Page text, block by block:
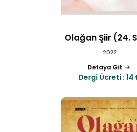
Olağan Şiir (24.
2022
Detaya Git
Dergi Ücreti : 14